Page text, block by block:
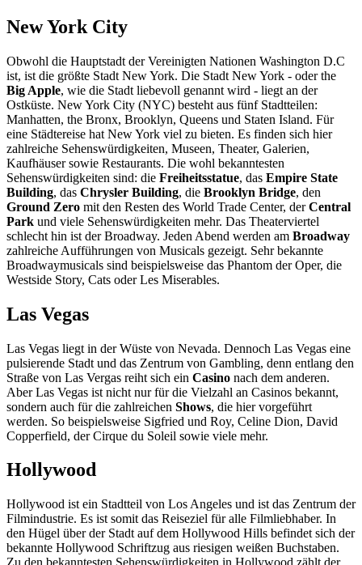
New York City
Obwohl die Hauptstadt der Vereinigten Nationen Washington D.C
ist, ist die größte Stadt New York. Die Stadt New York - oder the
Big Apple, wie die Stadt liebevoll genannt wird - liegt an der
Ostküste. New York City (NYC) besteht aus fünf Stadtteilen:
Manhatten, the Bronx, Brooklyn, Queens und Staten Island. Für
eine Städtereise hat New York viel zu bieten. Es finden sich hier
zahlreiche Sehenswürdigkeiten, Museen, Theater, Galerien,
Kaufhäuser sowie Restaurants. Die wohl bekanntesten
Sehenswürdigkeiten sind: die Freiheitsstatue, das Empire State
Building, das Chrysler Building, die Brooklyn Bridge, den
Ground Zero mit den Resten des World Trade Center, derCentral
Park und viele Sehenswürdigkeiten mehr. Das Theaterviertel
schlecht hin ist der Broadway. Jeden Abend werden am Broadway
zahlreiche Aufführungen von Musicals gezeigt. Sehr bekannte
Broadwaymusicals sind beispielsweise das Phantom der Oper, die
Westside Story, Cats oder Les Miserables.
Las Vegas
Las Vegas liegt in der Wüste von Nevada. Dennoch Las Vegas eine
pulsierende Stadt und das Zentrum von Gambling, denn entlang den
Straße von Las Vergas reiht sich ein Casino nach dem anderen.
Aber Las Vegas ist nicht nur für die Vielzahl an Casinos bekannt,
sondern auch für die zahlreichen Shows, die hier vorgeführt
werden. So beispielsweise Sigfried und Roy, Celine Dion, David
Copperfield, der Cirque du Soleil sowie viele mehr.
Hollywood
Hollywood ist ein Stadtteil von Los Angeles und ist das Zentrum der
Filmindustrie. Es ist somit das Reiseziel für alle Filmliebhaber. In
den Hügel über der Stadt auf dem Hollywood Hills befindet sich der
bekannte Hollywood Schriftzug aus riesigen weißen Buchstaben.